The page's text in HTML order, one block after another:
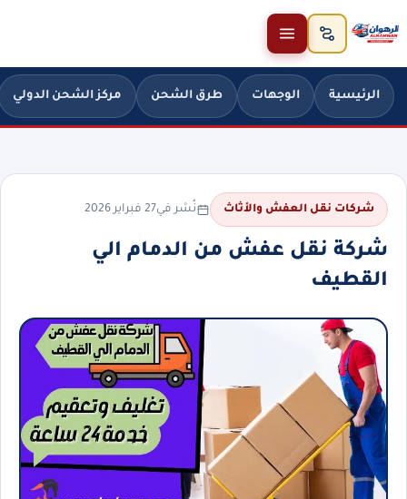
تخطَّ إلى المحتوى
الرئيسية الوجهات طرق الشحن مركز الشحن الدولي
شركات نقل العفش والأثاث نُشر في27 فبراير 2026
شركة نقل عفش من الدمام الي
القطيف